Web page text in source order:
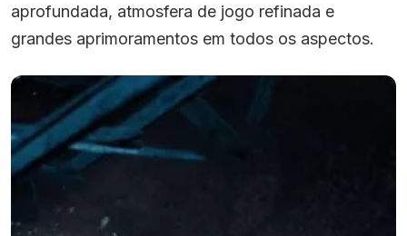
aprofundada, atmosfera de jogo refinada e
grandes aprimoramentos em todos os aspectos.